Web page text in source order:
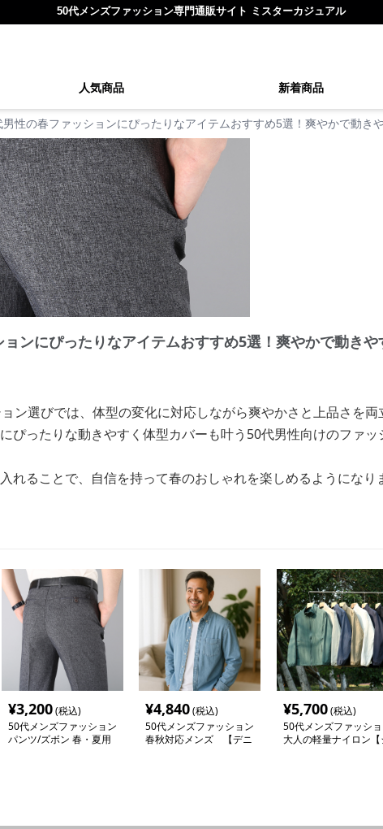
50代メンズファッション専門通販サイト ミスターカジュアル
人気商品 新着商品
男性の春ファッションにぴったりなアイテムおすすめ5選！爽やかで動き
ンにぴったりなアイテムおすすめ5選！爽やかで動き
ン選びでは、体型の変化に対応しながら爽やかさと上品さを両
ぴったりな動きやすく体型カバーも叶う50代男性向けのファ
れることで、自信を持って春のおしゃれを楽しめるようになり
¥3,200(税込)
50代メンズファッション
パンツ/ズボン 春・夏用
¥4,840(税込)
50代メンズファッション
春秋対応メンズ 【デニ
¥5,700(税込)
50代メンズファッシ
大人の軽量ナイロン【